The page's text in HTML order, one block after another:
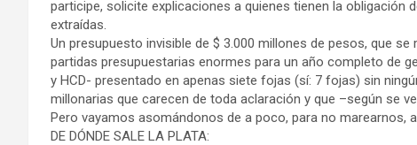
participe, solicite explicaciones a quienes tienen la obligación
extraídas.
Un presupuesto invisible de $ 3.000 millones de pesos, que
partidas presupuestarias enormes para un año completo de
y HCD- presentado en apenas siete fojas (sí: 7 fojas) sin
millonarias que carecen de toda aclaración y que –según se
Pero vayamos asomándonos de a poco, para no marearnos,
DE DÓNDE SALE LA PLATA: